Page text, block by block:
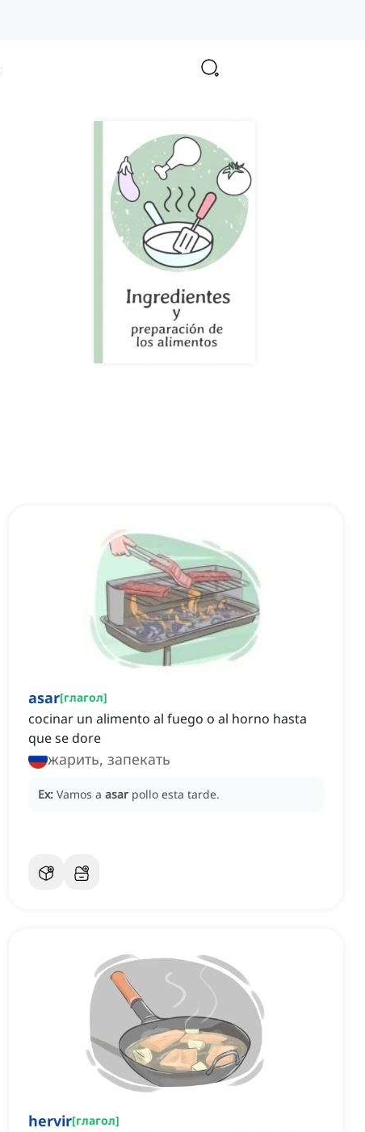
asar[глагол]
cocinar un alimento al fuego o al horno hasta
que se dore
жарить, запекать
Ex: Vamos a asar pollo esta tarde.
hervir[глагол]